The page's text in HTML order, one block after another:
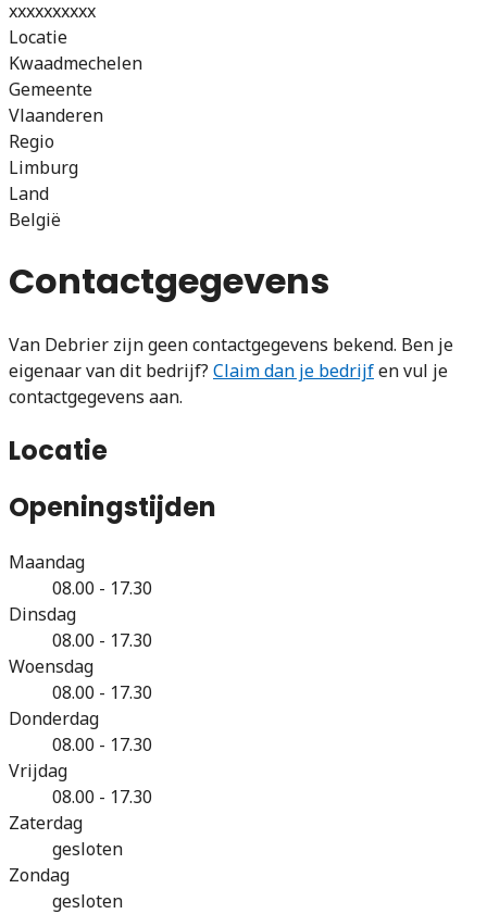
xxxxxxxxxx
Locatie
Kwaadmechelen
Gemeente
Vlaanderen
Regio
Limburg
Land
België
Contactgegevens
Van Debrier zijn geen contactgegevens bekend. Ben je
eigenaar van dit bedrijf? Claim dan je bedrijfen vul je
contactgegevens aan.
Locatie
Openingstijden
Maandag
08.00 - 17.30
Dinsdag
08.00 - 17.30
Woensdag
08.00 - 17.30
Donderdag
08.00 - 17.30
Vrijdag
08.00 - 17.30
Zaterdag
gesloten
Zondag
gesloten